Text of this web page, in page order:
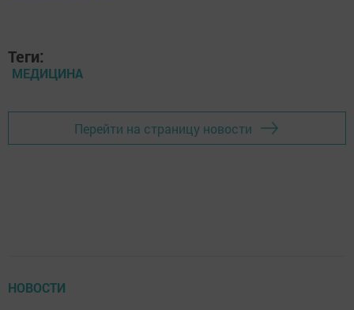
Теги:
МЕДИЦИНА
Перейти на страницу новости
НОВОСТИ